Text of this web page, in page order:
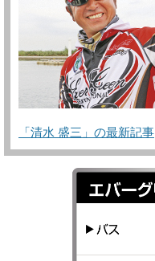
「清水 盛三」の最新記事